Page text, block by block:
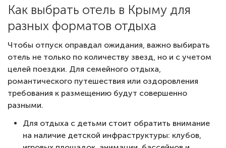
Как выбрать отель в Крыму для
разных форматов отдыха
Чтобы отпуск оправдал ожидания, важно выбирать
отель не только по количеству звезд, но и с учетом
целей поездки. Для семейного отдыха,
романтического путешествия или оздоровления
требования к размещению будут совершенно
разными.
Для отдыха с детьми стоит обратить внимание
на наличие детской инфраструктуры: клубов,